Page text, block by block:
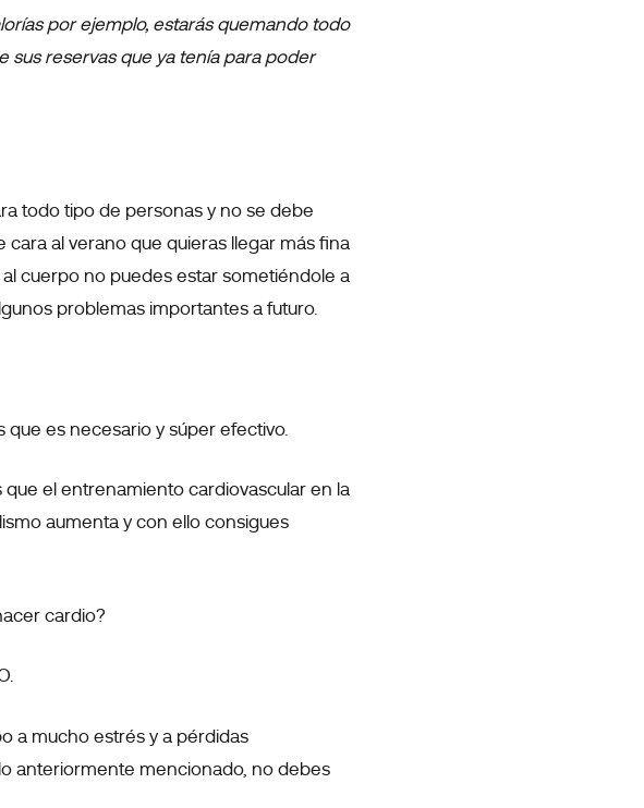
por ejemplo, estarás quemando todo
sus reservas que ya tenía para poder
todo tipo de personas y no se debe
al verano que quieras llegar más fina
cuerpo no puedes estar sometiéndole a
problemas importantes a futuro.
es necesario y súper efectivo.
el entrenamiento cardiovascular en la
aumenta y con ello consigues
cardio?
a mucho estrés y a pérdidas
anteriormente mencionado, no debes